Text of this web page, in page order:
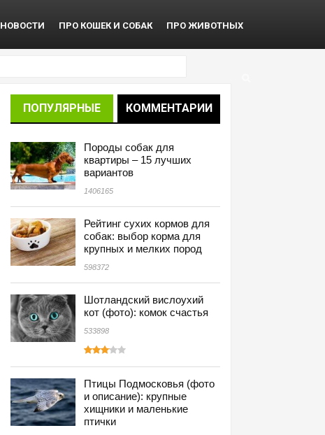
НОВОСТИ ПРО КОШЕК И СОБАК ПРО ЖИВОТНЫХ
ПОПУЛЯРНЫЕ КОММЕНТАРИИ
Породы собак для
квартиры – 15 лучших
вариантов
1406165
Рейтинг сухих кормов для
собак: выбор корма для
крупных и мелких пород
598372
Шотландский вислоухий
кот (фото): комок счастья
533898
Птицы Подмосковья (фото
и описание): крупные
хищники и маленькие
птички